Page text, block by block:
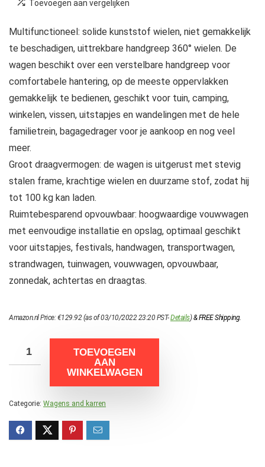
Toevoegen aan vergelijken
Multifunctioneel: solide kunststof wielen, niet gemakkelijk
te beschadigen, uittrekbare handgreep 360° wielen. De
wagen beschikt over een verstelbare handgreep voor
comfortabele hantering, op de meeste oppervlakken
gemakkelijk te bedienen, geschikt voor tuin, camping,
winkelen, vissen, uitstapjes en wandelingen met de hele
familietrein, bagagedrager voor je aankoop en nog veel
meer.
Groot draagvermogen: de wagen is uitgerust met stevig
stalen frame, krachtige wielen en duurzame stof, zodat hij
tot 100 kg kan laden.
Ruimtebesparend opvouwbaar: hoogwaardige vouwwagen
met eenvoudige installatie en opslag, optimaal geschikt
voor uitstapjes, festivals, handwagen, transportwagen,
strandwagen, tuinwagen, vouwwagen, opvouwbaar,
zonnedak, achtertas en draagtas.
Amazon.nl Price:€129.92 (as of 03/10/2022 23:20 PST-Details)&FREE Shipping.
TOEVOEGEN
AAN
WINKELWAGEN
Categorie: Wagens and karren